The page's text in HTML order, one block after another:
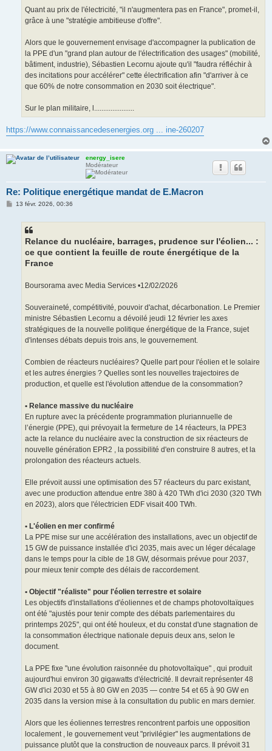
Quant au prix de l'électricité, "il n'augmentera pas en France", promet-il,
grâce à une "stratégie ambitieuse d'offre".
Alors que le gouvernement envisage d'accompagner la publication de
la PPE d'un "grand plan autour de l'électrification des usages" (mobilité,
bâtiment, industrie), Sébastien Lecornu ajoute qu'il "faudra réfléchir à
des incitations pour accélérer" cette électrification afin "d'arriver à ce
que 60% de notre consommation en 2030 soit électrique".
Sur le plan militaire, l......................
https://www.connaissancedesenergies.org ... ine-260207
energy_isere
Modérateur
Re: Politique energétique mandat de E.Macron
M13 févr. 2026, 00:36
Relance du nucléaire, barrages, prudence sur l'éolien... :
ce que contient la feuille de route énergétique de la
France
Boursorama avec Media Services •12/02/2026
Souveraineté, compétitivité, pouvoir d'achat, décarbonation. Le Premier
ministre Sébastien Lecornu a dévoilé jeudi 12 février les axes
stratégiques de la nouvelle politique énergétique de la France, sujet
d'intenses débats depuis trois ans, le gouvernement.
Combien de réacteurs nucléaires? Quelle part pour l'éolien et le solaire
et les autres énergies ? Quelles sont les nouvelles trajectoires de
production, et quelle est l'évolution attendue de la consommation?
• Relance massive du nucléaire
En rupture avec la précédente programmation pluriannuelle de
l’énergie (PPE), qui prévoyait la fermeture de 14 réacteurs, la PPE3
acte la relance du nucléaire avec la construction de six réacteurs de
nouvelle génération EPR2 , la possibilité d'en construire 8 autres, et la
prolongation des réacteurs actuels.
Elle prévoit aussi une optimisation des 57 réacteurs du parc existant,
avec une production attendue entre 380 à 420 TWh d'ici 2030 (320 TWh
en 2023), alors que l'électricien EDF visait 400 TWh.
• L'éolien en mer confirmé
La PPE mise sur une accélération des installations, avec un objectif de
15 GW de puissance installée d'ici 2035, mais avec un léger décalage
dans le temps pour la cible de 18 GW, désormais prévue pour 2037,
pour mieux tenir compte des délais de raccordement.
• Objectif "réaliste" pour l'éolien terrestre et solaire
Les objectifs d'installations d'éoliennes et de champs photovoltaïques
ont été "ajustés pour tenir compte des débats parlementaires du
printemps 2025", qui ont été houleux, et du constat d'une stagnation de
la consommation électrique nationale depuis deux ans, selon le
document.
La PPE fixe "une évolution raisonnée du photovoltaïque" , qui produit
aujourd'hui environ 30 gigawatts d'électricité. Il devrait représenter 48
GW d'ici 2030 et 55 à 80 GW en 2035 — contre 54 et 65 à 90 GW en
2035 dans la version mise à la consultation du public en mars dernier.
Alors que les éoliennes terrestres rencontrent parfois une opposition
localement , le gouvernement veut "privilégier" les augmentations de
puissance plutôt que la construction de nouveaux parcs. Il prévoit 31